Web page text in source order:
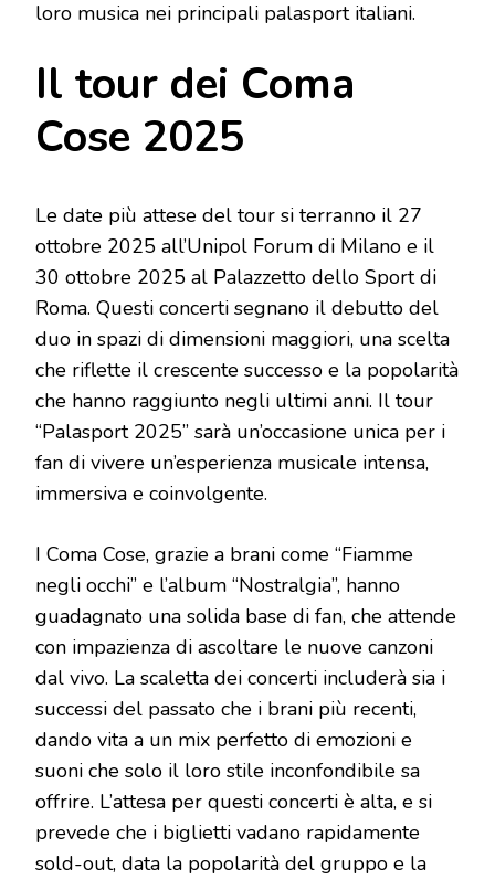
loro musica nei principali palasport italiani.
Il tour dei Coma
Cose 2025
Le date più attese del tour si terranno il 27
ottobre 2025 all’Unipol Forum di Milano e il
30 ottobre 2025 al Palazzetto dello Sport di
Roma. Questi concerti segnano il debutto del
duo in spazi di dimensioni maggiori, una scelta
che riflette il crescente successo e la popolarità
che hanno raggiunto negli ultimi anni. Il tour
“Palasport 2025” sarà un’occasione unica per i
fan di vivere un’esperienza musicale intensa,
immersiva e coinvolgente.
I Coma Cose, grazie a brani come “Fiamme
negli occhi” e l’album “Nostralgia”, hanno
guadagnato una solida base di fan, che attende
con impazienza di ascoltare le nuove canzoni
dal vivo. La scaletta dei concerti includerà sia i
successi del passato che i brani più recenti,
dando vita a un mix perfetto di emozioni e
suoni che solo il loro stile inconfondibile sa
offrire. L’attesa per questi concerti è alta, e si
prevede che i biglietti vadano rapidamente
sold-out, data la popolarità del gruppo e la